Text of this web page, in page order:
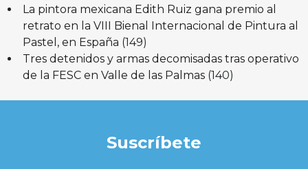
La pintora mexicana Edith Ruiz gana premio al
retrato en la VIII Bienal Internacional de Pintura al
Pastel, en España (149)
Tres detenidos y armas decomisadas tras operativo
de la FESC en Valle de las Palmas (140)
Suscríbete